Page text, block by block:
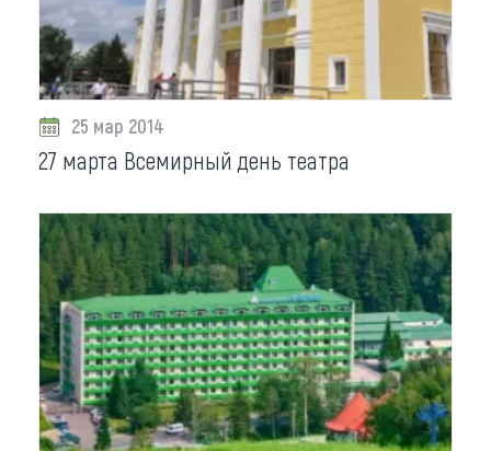
25 мар 2014
27 марта Всемирный день театра